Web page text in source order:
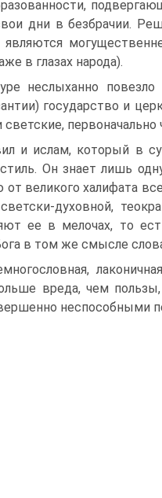
дни в безбрачии.
в глазах народа).
неслыханно
государство и
и ислам, который в
Он знает лишь
от великого халифата
духовной,
ее в мелочах, то
в том же смысле
вреда, чем
неспособными